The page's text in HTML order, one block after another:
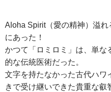
Aloha Spirit（愛の精神）溢れ
にあった！
かつて「ロミロミ」は、単な
的な伝統医術だった。
文字を持たなかった古代ハワ
きで受け継いできた貴重な叡